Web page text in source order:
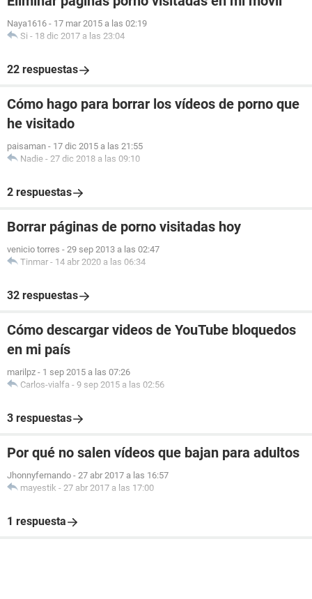
Naya1616 - 17 mar 2015 a las 02:19
Si - 18 dic 2017 a las 23:04
22 respuestas
Cómo hago para borrar los vídeos de porno que
he visitado
paisaman - 17 dic 2015 a las 21:55
Nadie - 27 dic 2018 a las 09:10
2 respuestas
Borrar páginas de porno visitadas hoy
venicio torres - 29 sep 2013 a las 02:47
Tinmar - 14 abr 2020 a las 06:34
32 respuestas
Cómo descargar videos de YouTube bloquedos
en mi país
marilpz - 1 sep 2015 a las 07:26
Carlos-vialfa - 9 sep 2015 a las 02:56
3 respuestas
Por qué no salen vídeos que bajan para adultos
Jhonnyfernando - 27 abr 2017 a las 16:57
mayestik - 27 abr 2017 a las 17:00
1 respuesta